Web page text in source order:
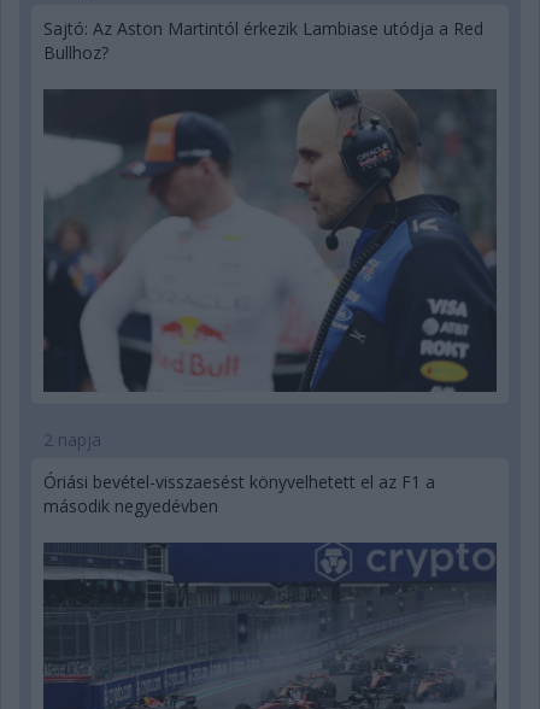
Sajtó: Az Aston Martintól érkezik Lambiase utódja a Red
Bullhoz?
2 napja
Óriási bevétel-visszaesést könyvelhetett el az F1 a
második negyedévben